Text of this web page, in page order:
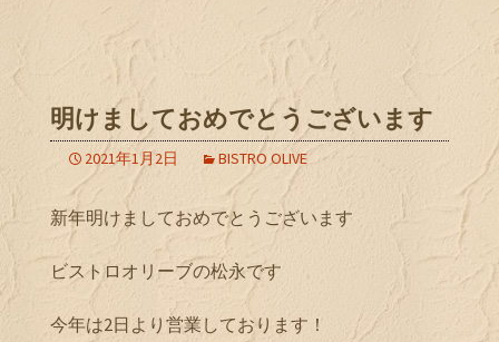
明けましておめでとうございます
2021年1月2日 BISTRO OLIVE
新年明けましておめでとうございます
ビストロオリーブの松永です
今年は2日より営業しております！